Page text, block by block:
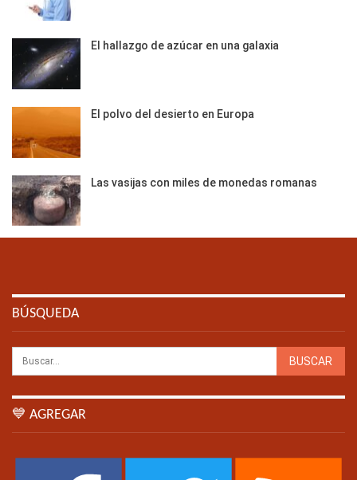
El hallazgo de azúcar en una galaxia
El polvo del desierto en Europa
Las vasijas con miles de monedas romanas
BÚSQUEDA
💙 AGREGAR